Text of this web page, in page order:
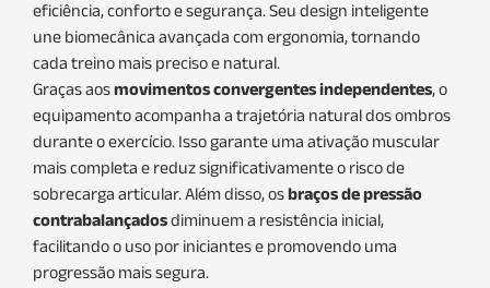
eficiência, conforto e segurança. Seu design inteligente
une biomecânica avançada com ergonomia, tornando
cada treino mais preciso e natural.
Graças aosmovimentos convergentes independentes, o
equipamento acompanha a trajetória natural dos ombros
durante o exercício. Isso garante uma ativação muscular
mais completa e reduz significativamente o risco de
sobrecarga articular. Além disso, osbraços de pressão
contrabalançadosdiminuem a resistência inicial,
facilitando o uso por iniciantes e promovendo uma
progressão mais segura.